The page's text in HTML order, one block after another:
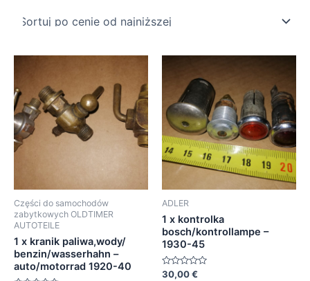
Części do samochodów
zabytkowych OLDTIMER
AUTOTEILE
1 x kranik paliwa,wody/
benzin/wasserhahn –
auto/motorrad 1920-40
ADLER
1 x kontrolka
bosch/kontrollampe –
1930-45
Oceniono
30,00€